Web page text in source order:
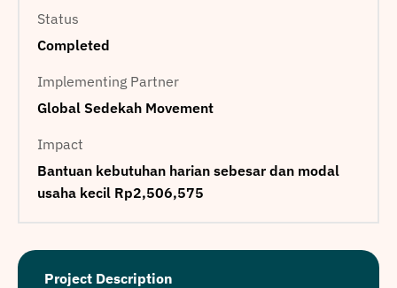
Status
Completed
Implementing Partner
Global Sedekah Movement
Impact
Bantuan kebutuhan harian sebesar dan modal
usaha kecil Rp2,506,575
Project Description